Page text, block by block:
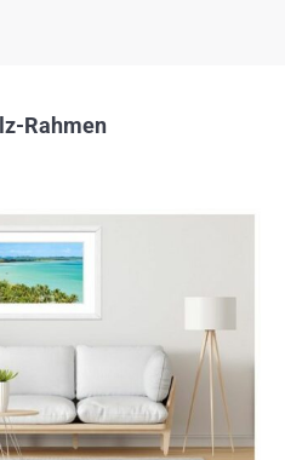
Rahmen